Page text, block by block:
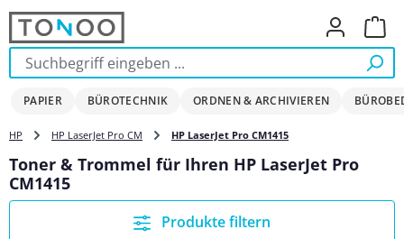
Zum Hauptinhalt springen
PAPIER BÜROTECHNIK ORDNEN & ARCHIVIEREN
HP HP LaserJet Pro CM HP LaserJet Pro CM1415
Toner & Trommel für Ihren HP LaserJet Pro
CM1415
Produkte filtern